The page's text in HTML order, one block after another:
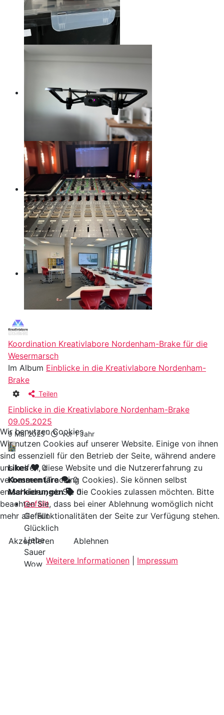
Koordination Kreativlabore Nordenham-Brake für die
Wesermarsch
Im Album Einblicke in die Kreativlabore Nordenham-
Brake
Teilen
Einblicke in die Kreativlabore Nordenham-Brake
09.05.2025
9 Mai 2025· vor 1 Jahr
Likes
0
Kommentare
0
Markierungen
0
Gefällt
Gefällt
Glücklich
Liebe
Sauer
Wow
Wir benutzen Cookies
Wir nutzen Cookies auf unserer Website. Einige von ihnen
sind essenziell für den Betrieb der Seite, während andere
uns helfen, diese Website und die Nutzererfahrung zu
verbessern (Tracking Cookies). Sie können selbst
entscheiden, ob Sie die Cookies zulassen möchten. Bitte
beachten Sie, dass bei einer Ablehnung womöglich nicht
mehr alle Funktionalitäten der Seite zur Verfügung stehen.
Akzeptieren
Ablehnen
Weitere Informationen
Impressum